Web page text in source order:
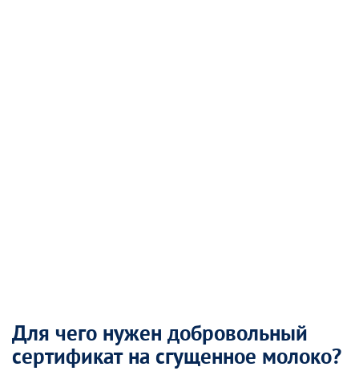
Для чего нужен добровольный
сертификат на сгущенное молоко?